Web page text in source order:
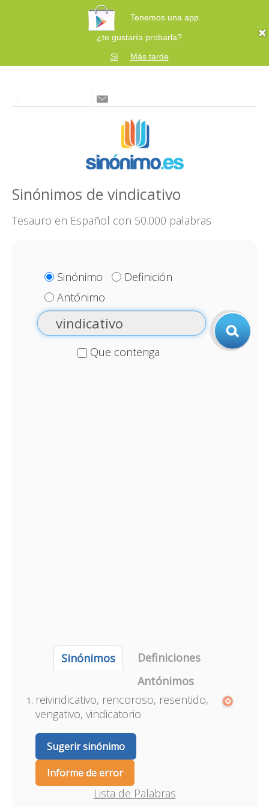
Tenemos una app
¿te gustaría probarla?
Sí
Más tarde
Sinónimos de vindicativo
Tesauro en Español con 50.000 palabras
Sinónimo
Definición
Antónimo
Que contenga
Sinónimos
Definiciones
Antónimos
reivindicativo, rencoroso, resentido,
vengativo, vindicatorio
Sugerir sinónimo
Informe de error
Lista de Palabras